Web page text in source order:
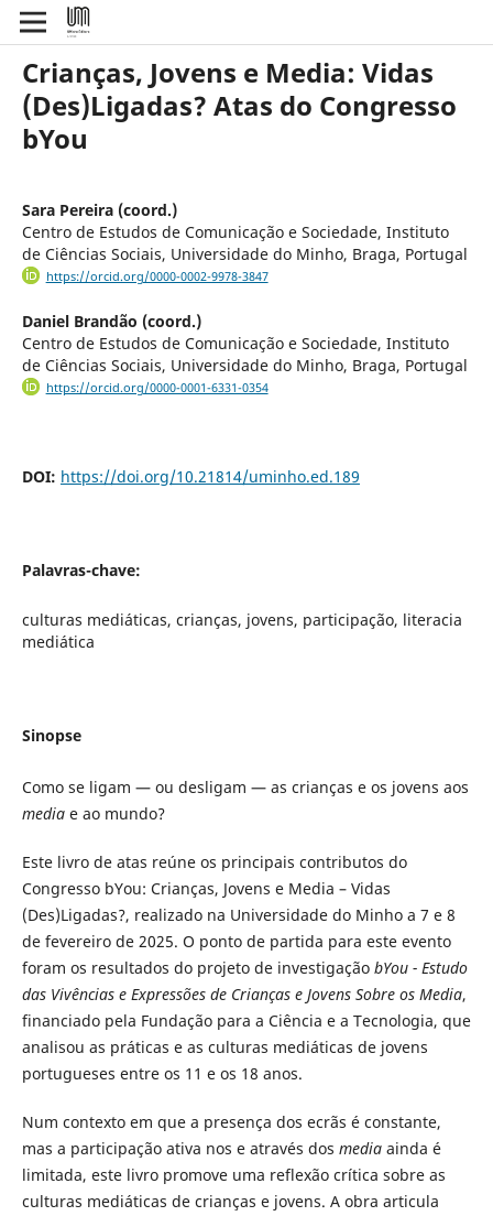
Crianças, Jovens e Media: Vidas
(Des)Ligadas? Atas do Congresso
bYou
Sara Pereira (coord.)
Centro de Estudos de Comunicação e Sociedade, Instituto
de Ciências Sociais, Universidade do Minho, Braga, Portugal
https://orcid.org/0000-0002-9978-3847
Daniel Brandão (coord.)
Centro de Estudos de Comunicação e Sociedade, Instituto
de Ciências Sociais, Universidade do Minho, Braga, Portugal
https://orcid.org/0000-0001-6331-0354
DOI: https://doi.org/10.21814/uminho.ed.189
Palavras-chave:
culturas mediáticas, crianças, jovens, participação, literacia
mediática
Sinopse
Como se ligam — ou desligam — as crianças e os jovens aos
mediae ao mundo?
Este livro de atas reúne os principais contributos do
Congresso bYou: Crianças, Jovens e Media – Vidas
(Des)Ligadas?, realizado na Universidade do Minho a 7 e 8
de fevereiro de 2025. O ponto de partida para este evento
foram os resultados do projeto de investigação bYou - Estudo
das Vivências e Expressões de Crianças e Jovens Sobre os Media,
financiado pela Fundação para a Ciência e a Tecnologia, que
analisou as práticas e as culturas mediáticas de jovens
portugueses entre os 11 e os 18 anos.
Num contexto em que a presença dos ecrãs é constante,
mas a participação ativa nos e através dos mediaainda é
limitada, este livro promove uma reflexão crítica sobre as
culturas mediáticas de crianças e jovens. A obra articula